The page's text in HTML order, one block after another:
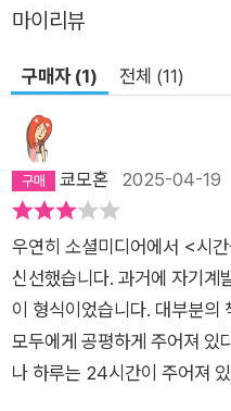
다. 노동주의란 “노동이 일하
기 노동을 원하지 않았던 대
적·사회적 대규모 조정이 이
순응하지 않는 자를 제도적으
에 오래 머물러 있도록 사용
을 추진하는 등 폭력적이고 교
서 저자는 무엇보다 노동주의
산주의자들을 맑스주의의 관
동을 “일과 생활의 정상적인
것에 다름 아닌 프롤레타리아
좌파는 ‘노동의 존엄성’을 떠
마이리뷰
구매자 (1) 전체 (11)
쿄모혼 2025-04-19
우연히 소셜미디어에서 <시
신선했습니다. 과거에 자기계
이 형식이었습니다. 대부분의
모두에게 공평하게 주어져 있
나 하루는 24시간이 주어져